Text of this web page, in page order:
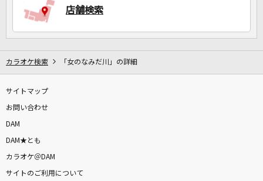
店舗検索
カラオケ検索 「女のなみだ川」の詳細
サイトマップ
お問い合わせ
DAM
DAM★とも
カラオケ＠DAM
サイトのご利用について